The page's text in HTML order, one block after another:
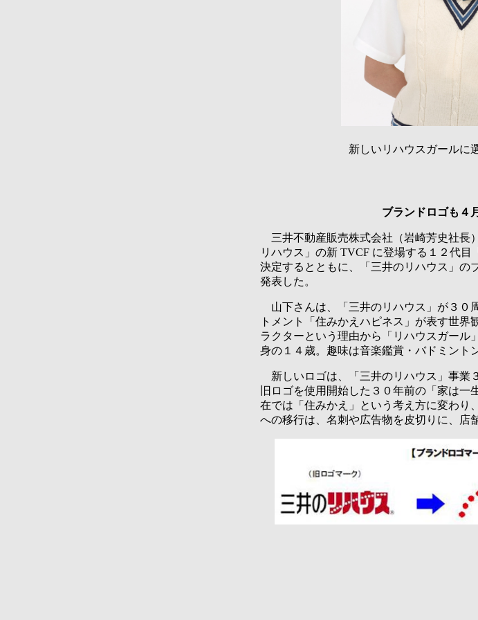
新しいリハウスガールに
ブランドロゴも４
三井不動産販売株式会社（岩崎芳史社長
リハウス」の新 TVCF に登場する１２代
決定するとともに、「三井のリハウス」の
発表した。
山下さんは、「三井のリハウス」が３０
トメント「住みかえハピネス」が表す世
ラクターという理由から「リハウスガール
身の１４歳。趣味は音楽鑑賞・バドミント
新しいロゴは、「三井のリハウス」事業
旧ロゴを使用開始した３０年前の「家は
在では「住みかえ」という考え方に変わり
への移行は、名刺や広告物を皮切りに、店